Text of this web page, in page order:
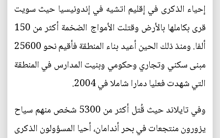
إحياء الذكرى في إقليم اتشيه في إندونيسيا حيث سويت
قرى بكاملها بالأرض وقتلت الأمواج الضخمة أكثر من 150
ألفا. ومنذ ذلك الحين أعيد بناء المنطقة فأقيم نحو 25600
مبنى سكني وتجاري وحكومي وبنيت المدارس في المنطقة
التي شهدت فعليا دمارا شاملا في 2004.
وفي تايلاند حيث قُتل أكثر من 5300 شخص منهم سياح
يزورون منتجعات في بحر أندامان، أحيا المسؤولون الذكرى